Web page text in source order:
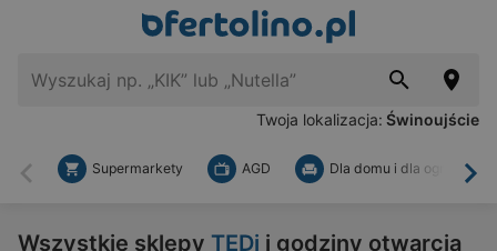
Twoja lokalizacja: Świnoujście
Wstecz
Supermarkety AGD Dla domu i dla ogrodu
Wszystkie sklepy TEDi i godziny otwarcia